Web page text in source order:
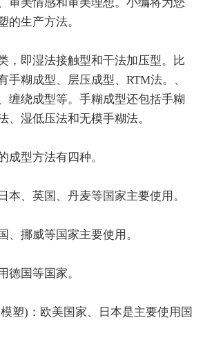
的生产方法。
，即湿法接触型和干法加压型。比
手糊成型、层压成型、RTM法。、
缠绕成型等。手糊成型还包括手糊
、湿低压法和无模手糊法。
成型方法有四种。
、英国、丹麦等国家主要使用。
挪威等国家主要使用。
国等国家。
塑)：欧美国家、日本是主要使用国